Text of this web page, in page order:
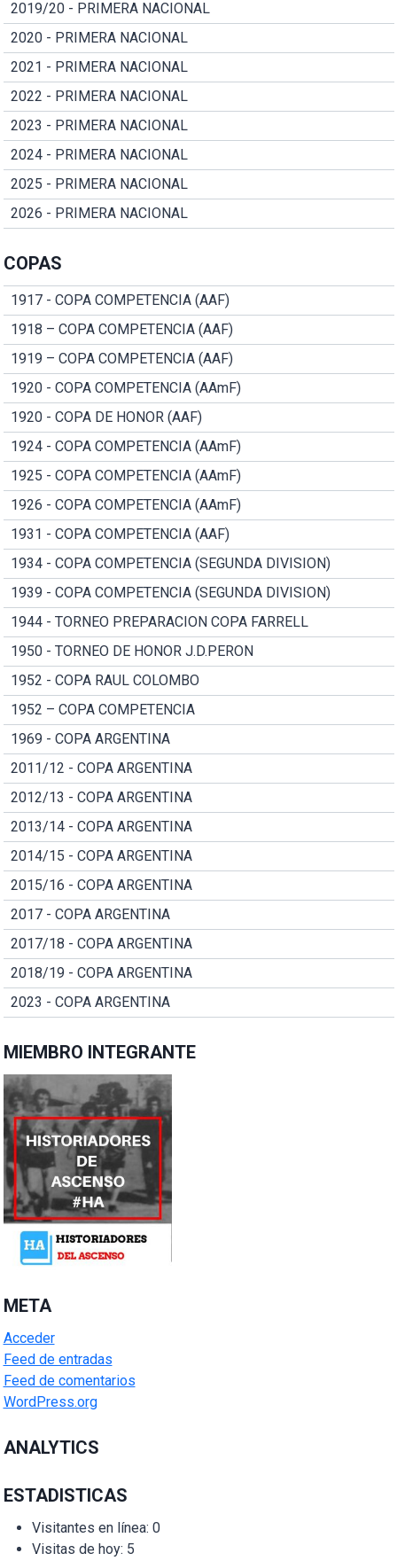
2019/20 - PRIMERA NACIONAL
2020 - PRIMERA NACIONAL
2021 - PRIMERA NACIONAL
2022 - PRIMERA NACIONAL
2023 - PRIMERA NACIONAL
2024 - PRIMERA NACIONAL
2025 - PRIMERA NACIONAL
2026 - PRIMERA NACIONAL
COPAS
1917 - COPA COMPETENCIA (AAF)
1918 – COPA COMPETENCIA (AAF)
1919 – COPA COMPETENCIA (AAF)
1920 - COPA COMPETENCIA (AAmF)
1920 - COPA DE HONOR (AAF)
1924 - COPA COMPETENCIA (AAmF)
1925 - COPA COMPETENCIA (AAmF)
1926 - COPA COMPETENCIA (AAmF)
1931 - COPA COMPETENCIA (AAF)
1934 - COPA COMPETENCIA (SEGUNDA DIVISION)
1939 - COPA COMPETENCIA (SEGUNDA DIVISION)
1944 - TORNEO PREPARACION COPA FARRELL
1950 - TORNEO DE HONOR J.D.PERON
1952 - COPA RAUL COLOMBO
1952 – COPA COMPETENCIA
1969 - COPA ARGENTINA
2011/12 - COPA ARGENTINA
2012/13 - COPA ARGENTINA
2013/14 - COPA ARGENTINA
2014/15 - COPA ARGENTINA
2015/16 - COPA ARGENTINA
2017 - COPA ARGENTINA
2017/18 - COPA ARGENTINA
2018/19 - COPA ARGENTINA
2023 - COPA ARGENTINA
MIEMBRO INTEGRANTE
META
Acceder
Feed de entradas
Feed de comentarios
WordPress.org
ANALYTICS
ESTADISTICAS
Visitantes en línea: 0
Visitas de hoy: 5